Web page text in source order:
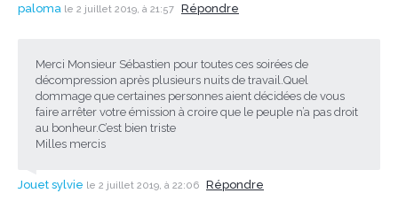
paloma le 2 juillet 2019, à 21:57 Répondre
Merci Monsieur Sébastien pour toutes ces soirées de
décompression après plusieurs nuits de travail.Quel
dommage que certaines personnes aient décidées de vous
faire arrêter votre émission à croire que le peuple n’a pas droit
au bonheur.C’est bien triste
Milles mercis
Jouet sylvie le 2 juillet 2019, à 22:06 Répondre